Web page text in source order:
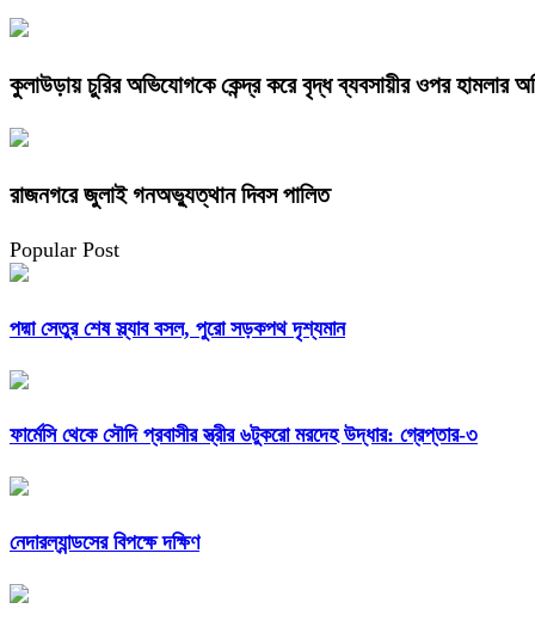
কুলাউড়ায় চুরির অভিযোগকে কেন্দ্র করে বৃদ্ধ ব্যবসায়ীর ওপর হামলার
রাজনগরে জুলাই গনঅভ্যুত্থান দিবস পালিত
Popular Post
পদ্মা সেতুর শেষ স্ল্যাব বসল, পুরো সড়কপথ দৃশ্যমান
ফার্মেসি থেকে সৌদি প্রবাসীর স্ত্রীর ৬টুকরো মরদেহ উদ্ধার: গ্রেপ্তার-৩
নেদারল্যান্ডসের বিপক্ষে দক্ষিণ